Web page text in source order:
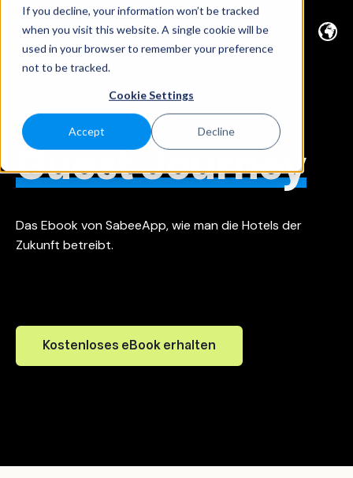
If you decline, your information won’t be tracked
when you visit this website. A single cookie will be
used in your browser to remember your preference
not to be tracked.
Cookie Settings
Accept Decline
Guest Journey
Das Ebook von SabeeApp, wie man die Hotels der
Zukunft betreibt.
Kostenloses eBook erhalten